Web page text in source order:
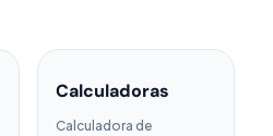
Calculadoras
Calculadora de